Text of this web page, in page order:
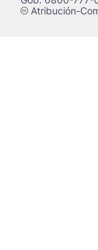
cAtribución-